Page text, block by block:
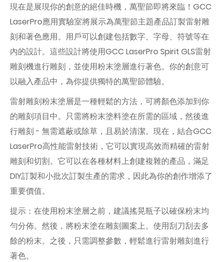
現在是展現你的創意的絕佳時機，萬聖節即將來臨！GCC
LaserPro應用實驗室將展示為萬聖節主題產品訂製雷射雕
刻和著色應用。用戶可以創建包括數字、字母、符號等在
內的設計。這些設計將使用GCC LaserPro Spirit GLS雷射
雕刻機進行雕刻，並使用粉末塗層進行著色。你的創意可
以融入產品中，為你提供獨特的萬聖節體驗。
雷射雕刻粉末塗層是一種輕鬆的方法，可將顏色添加到你
的雕刻項目中。只需將粉末塗料塗在所需的區域，然後進
行雕刻 - 無需遮蔽或除草，且易於清潔。現在，結合GCC
LaserPro高性能雷射技術，它可以實現高效而精確的雷射
雕刻和切割。它可以在各種材料上創建複雜的產品，滿足
DIY訂製和小批次訂製生產的需求，因此為你的創作增添了
重要價值。
提示：在使用粉末塗層之前，建議搖晃瓶子以確保粉末均
勻分佈。然後，將粉末塗在雕刻圖案上。使用刮刀刮去多
餘的粉末。之後，只需調整參數，輕鬆進行雷射雕刻進行
著色。